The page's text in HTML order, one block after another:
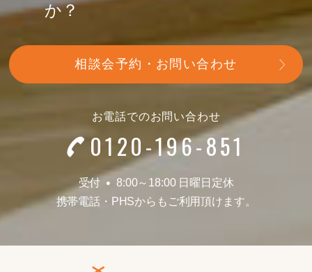
か？
相談会予約・お問い合わせ
お電話でのお問い合わせ
0120-196-851
受付 ●
8:00～18:00 日曜日定休
携帯電話・ PHSからもご利用頂けます。